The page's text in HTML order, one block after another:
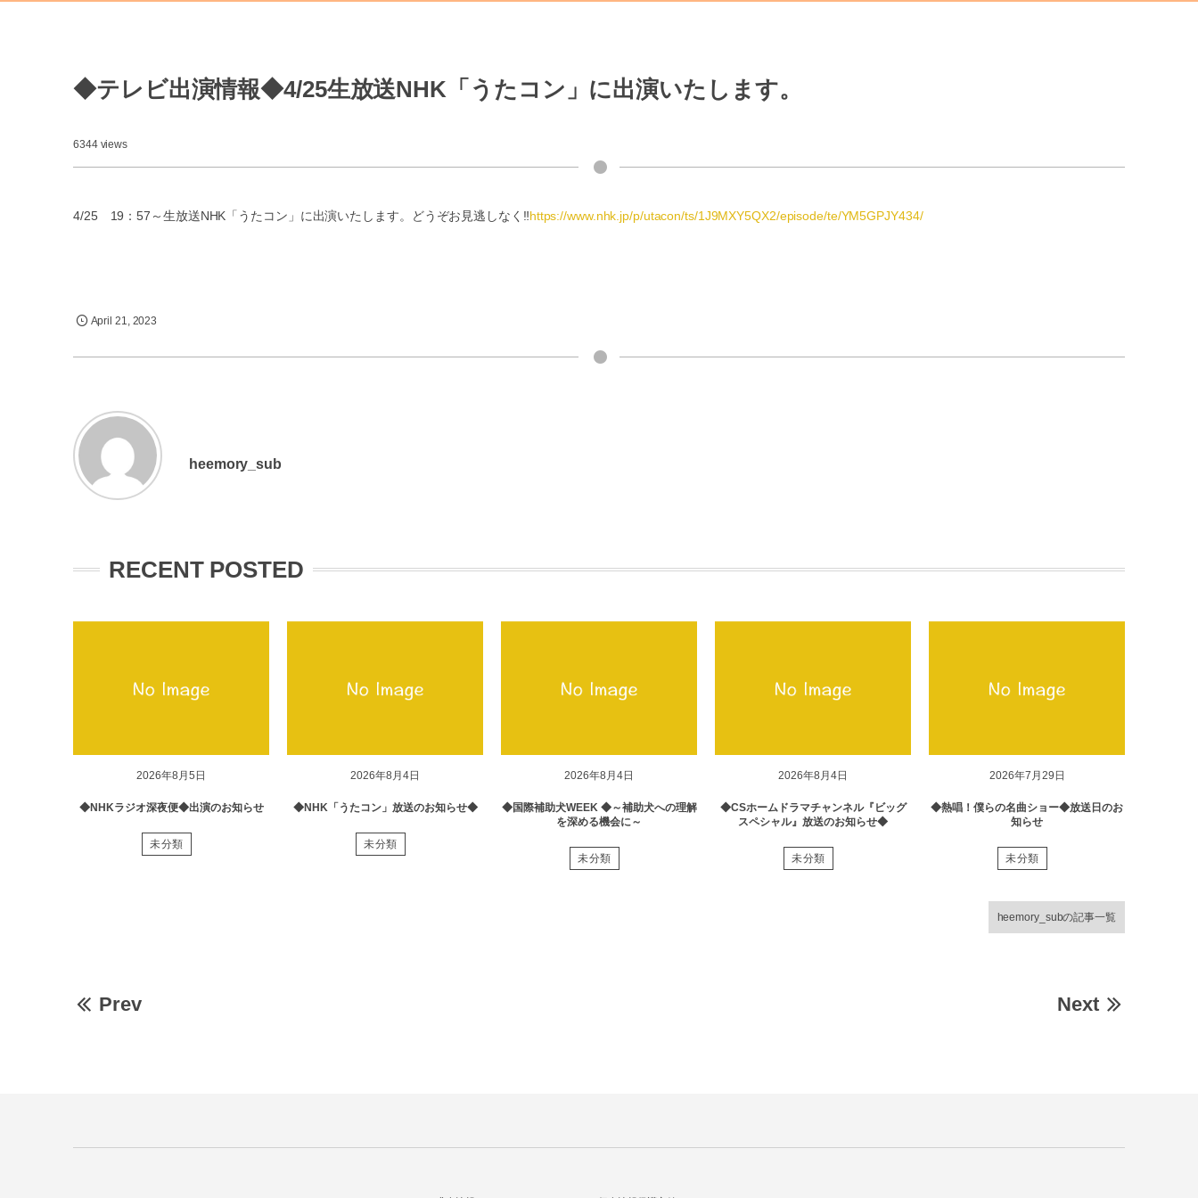
◆テレビ出演情報◆4/25生放送NHK「うたコン」に出演いたします。
6344 views
4/25 19：57～生放送NHK「うたコン」に出演いたします。どうぞお見逃しなく‼https://www.nhk.jp/p/utacon/ts/1J9MXY5QX2/episode/te/YM5GPJY434/
April 21, 2023
heemory_sub
RECENT POSTED
2026年8月5日
◆NHKラジオ深夜便◆出演のお知らせ
未分類
2026年8月4日
◆NHK「うたコン」放送のお知らせ◆
未分類
2026年8月4日
◆国際補助犬WEEK ◆～補助犬への理解
を深める機会に～
未分類
2026年8月4日
◆CSホームドラマチャンネル『ビッグ
スペシャル』放送のお知らせ◆
未分類
2026年7月29日
◆熱唱！僕らの名曲ショー◆放送日のお
知らせ
未分類
heemory_subの記事一覧
Prev Next